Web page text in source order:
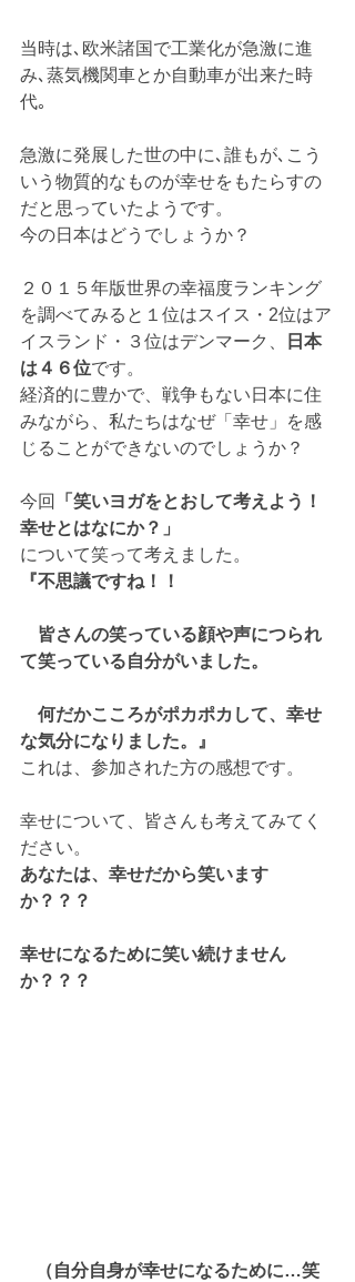
当時は､欧米諸国で工業化が急激に進
み､蒸気機関車とか自動車が出来た時
代｡
急激に発展した世の中に､誰もが､こう
いう物質的なものが幸せをもたらすの
だと思っていたようです。
今の日本はどうでしょうか？
２０１５年版世界の幸福度ランキング
を調べてみると１位はスイス・2位はア
イスランド・３位はデンマーク、
日本
は４６位です。
経済的に豊かで、戦争もない日本に住
みながら、私たちはなぜ「幸せ」を感
じることができないのでしょうか？
今回
「笑いヨガをとおして考えよう！
幸せとはなにか？」
について笑って考えました。
『不思議ですね！！
皆さんの笑っている顔や声につられ
て笑っている自分がいました。
何だかこころがポカポカして、幸せ
な気分になりました。』
これは、参加された方の感想です。
幸せについて、皆さんも考えてみてく
ださい。
あなたは、幸せだから笑います
か？？？
幸せになるために笑い続けません
か？？？
（自分自身が幸せになるために…笑